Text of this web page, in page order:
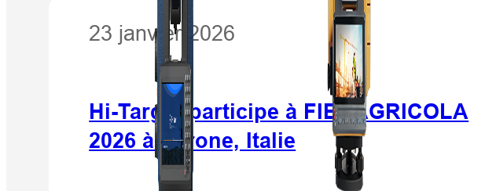
23 janvier 2026
Hi-Target participe à FIERAGRICOLA
2026 à Vérone, Italie